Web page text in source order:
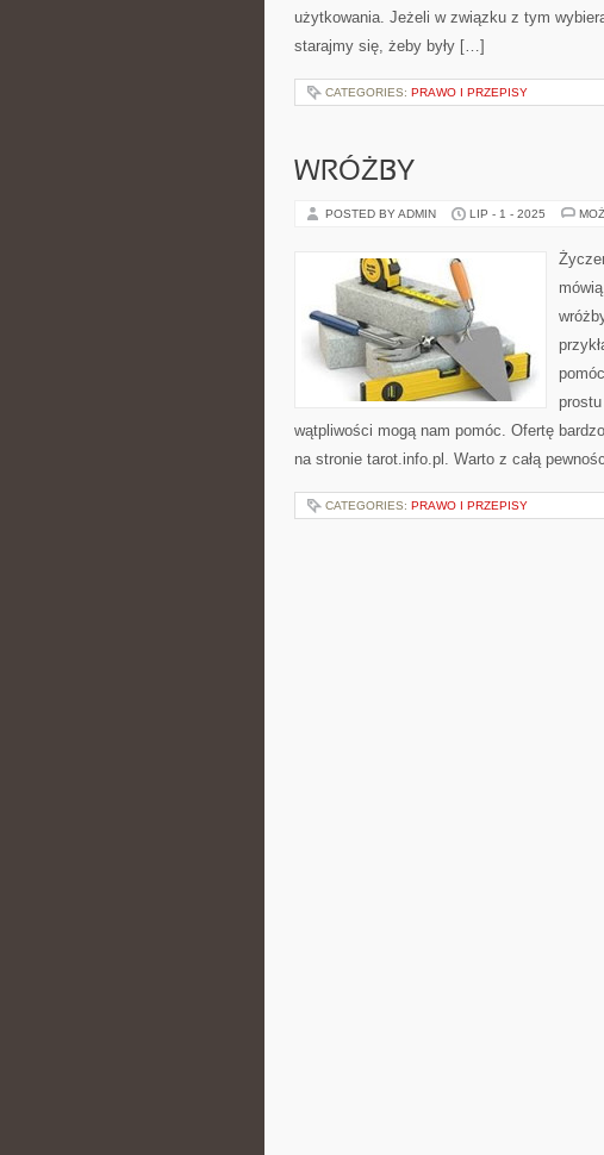
użytkowania. Jeżeli w związku z tym
starajmy się, żeby były […]
CATEGORIES: PRAWO I PRZEPISY
WRÓŻBY
POSTED BY ADMIN LIP - 1 - 2025
wątpliwości mogą nam pomóc. Ofertę
na stronie tarot.info.pl. Warto z całą
CATEGORIES: PRAWO I PRZEPISY